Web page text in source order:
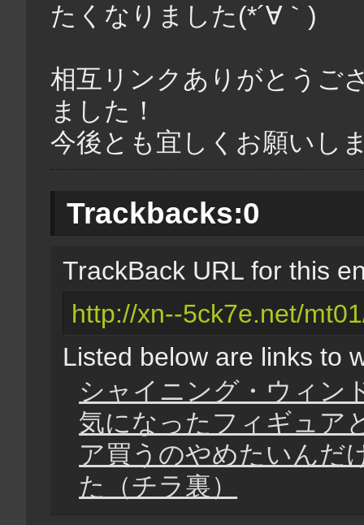
たくなりました(*´∀｀)
相互リンクありがとうご
ました！
今後とも宜しくお願いし
Trackbacks:0
TrackBack URL for this
http://xn--5ck7e.net/
Listed below are links to
シャイニング・ウィン
気になったフィギュア
ア買うのやめたいんだ
た（チラ裏）